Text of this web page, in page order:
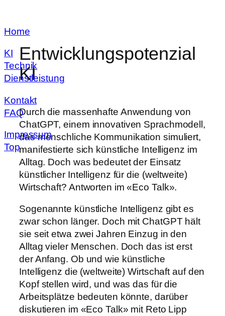
Inhalt
springen
Home
KI
Technik
Dienstleistung
Kontakt
FAQ
Impressum
Top
Entwicklungspotenzial
KI
Durch die massenhafte Anwendung von
ChatGPT, einem innovativen Sprachmodell,
das menschliche Kommunikation simuliert,
manifestierte sich künstliche Intelligenz im
Alltag. Doch was bedeutet der Einsatz
künstlicher Intelligenz für die (weltweite)
Wirtschaft? Antworten im «Eco Talk».
Sogenannte künstliche Intelligenz gibt es
zwar schon länger. Doch mit ChatGPT hält
sie seit etwa zwei Jahren Einzug in den
Alltag vieler Menschen. Doch das ist erst
der Anfang. Ob und wie künstliche
Intelligenz die (weltweite) Wirtschaft auf den
Kopf stellen wird, und was das für die
Arbeitsplätze bedeuten könnte, darüber
diskutieren im «Eco Talk» mit Reto Lipp